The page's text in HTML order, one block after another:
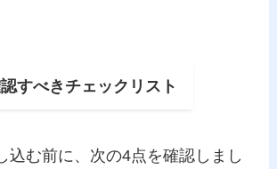
すべきチェックリスト
込む前に、次の4点を確認しまし